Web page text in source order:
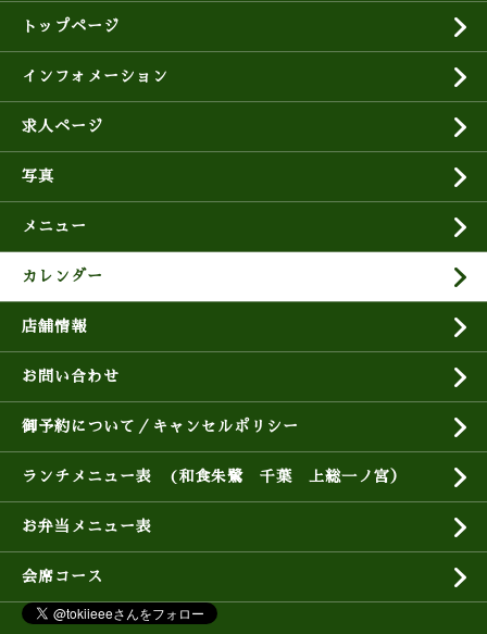
トップページ
インフォメーション
求人ページ
写真
メニュー
カレンダー
店舗情報
お問い合わせ
御予約について／キャンセルポリシー
ランチメニュー表 (和食朱鷺 千葉 上総一ノ宮）
お弁当メニュー表
会席コース